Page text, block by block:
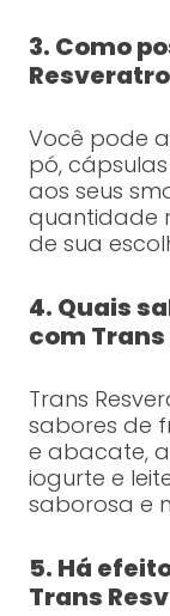
3. Como
Você pode
pó,
aos seus
quantidade
de sua
4. Quais
com
Trans
sabores de
e abacate,
iogurte e
saborosa e
5. Há
Trans